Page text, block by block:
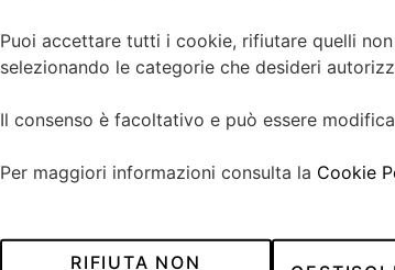
Puoi accettare tutti i cookie, rifiutare quelli
selezionando le categorie che desideri
Il consenso è facoltativo e può essere
Per maggiori informazioni consulta la Cookie
RIFIUTA NON